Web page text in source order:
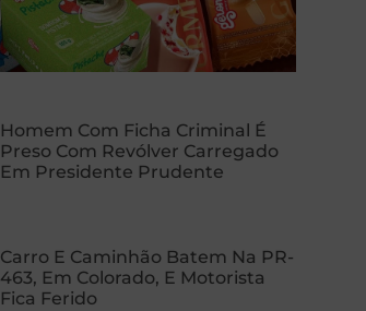
Homem Com Ficha Criminal É
Preso Com Revólver Carregado
Em Presidente Prudente
Carro E Caminhão Batem Na PR-
463, Em Colorado, E Motorista
Fica Ferido